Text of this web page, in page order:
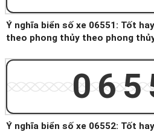
Ý nghĩa biển số xe 06551: Tốt
theo phong thủy theo phong
Ý nghĩa biển số xe 06552: Tốt